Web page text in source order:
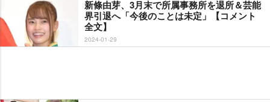
新條由芽、3月末で所属事務所を退所＆芸能
界引退へ「今後のことは未定」【コメント
全文】
2024-01-29